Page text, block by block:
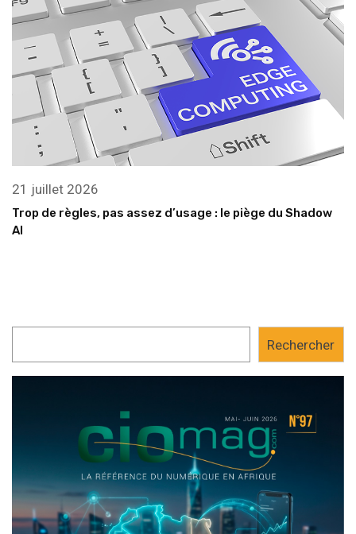
21 juillet 2026
Trop de règles, pas assez d’usage : le piège du Shadow
AI
Rechercher